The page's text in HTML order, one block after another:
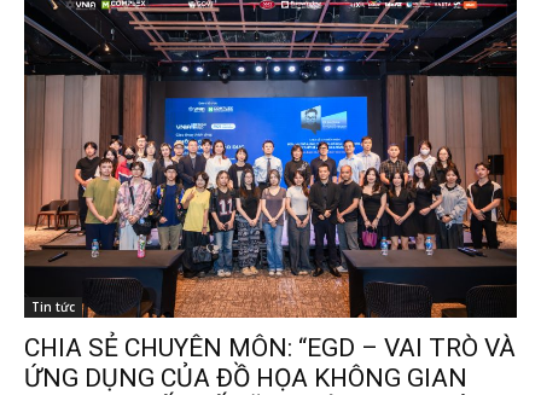
Tin tức
CHIA SẺ CHUYÊN MÔN: “EGD – VAI TRÒ VÀ
ỨNG DỤNG CỦA ĐỒ HỌA KHÔNG GIAN